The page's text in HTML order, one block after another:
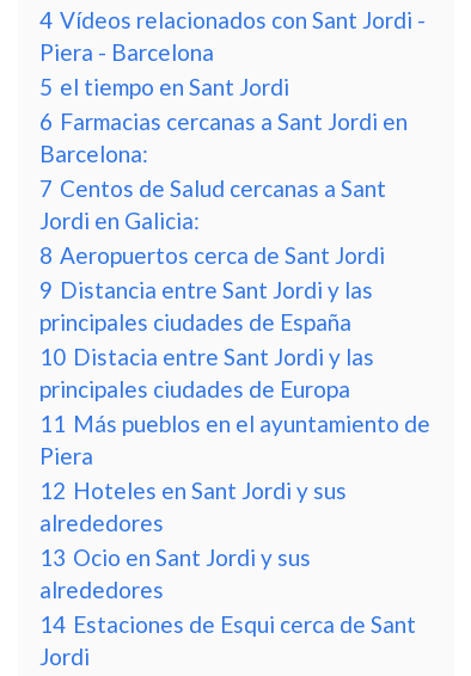
4 Vídeos relacionados con Sant Jordi -
Piera - Barcelona
5 el tiempo en Sant Jordi
6 Farmacias cercanas a Sant Jordi en
Barcelona:
7 Centos de Salud cercanas a Sant
Jordi en Galicia:
8 Aeropuertos cerca de Sant Jordi
9 Distancia entre Sant Jordi y las
principales ciudades de España
10 Distacia entre Sant Jordi y las
principales ciudades de Europa
11 Más pueblos en el ayuntamiento de
Piera
12 Hoteles en Sant Jordi y sus
alrededores
13 Ocio en Sant Jordi y sus
alrededores
14 Estaciones de Esqui cerca de Sant
Jordi